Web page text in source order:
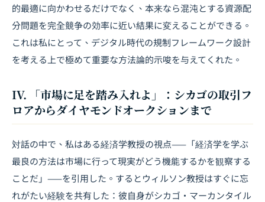
的最適に向かわせるだけでなく、本来なら混沌とする資源配
分問題を完全競争の効率に近い結果に変えることができる。
これは私にとって、デジタル時代の規制フレームワーク設計
を考える上で極めて重要な方法論的示唆を与えてくれた。
IV. 「市場に足を踏み入れよ」：シカゴの取引フ
ロアからダイヤモンドオークションまで
対話の中で、私はある経済学教授の視点——「経済学を学ぶ
最良の方法は市場に行って現実がどう機能するかを観察する
ことだ」——を引用した。するとウィルソン教授はすぐに忘
れがたい経験を共有した：彼自身がシカゴ・マーカンタイル